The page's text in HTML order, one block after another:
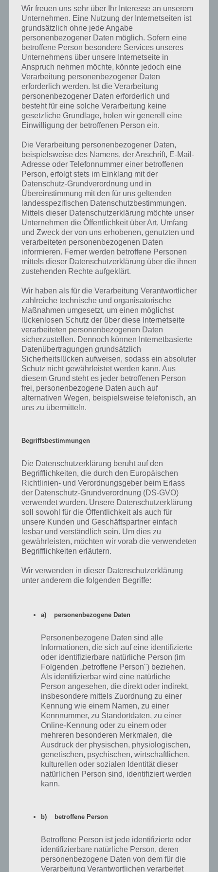
wertvollen Kristalle aus Call of Mini Infinity. Es gibt natürlich mehrere
Wege an diese verschiedenen Ressourcen zu kommen. Bis auf die
Erfahrung kannst du dir natürlich Gold und Kristalle auch durch In
App Käufe für echtes Geld kaufen.
Call of Mini Infinity Screenshot Battle
Möchtest du dies jedoch nicht tun, bleibt dir nur eins übrig – ziehe
mit deiner Mini Figur in die Schlacht und sei Erfolgreicher als deine
Gegner.
Erfahrungerhälst du in Call of Mini Infinity vorallem nach jedem
Kampf – dabei spielt es auch keine Rolle, ob du gut oder schlecht
warst im Kampf. Du bekommst auf jeden Fall einen gewissen Teil an
Erfahrungen, je besser du allerdings in der Schlacht abschneidest,
Das wichtigeGoldbekommst du ebenfalls nach einem Kampf
ausgezahl und richtet sich dabei auch wieder nach deinen Erfolgen
im jeweiligen Kampf. Aber im Gegensatz zur Erfahrung kannst du
auchwährend des Kampfes Gold sammeln. Denn sobald ein
Gegner ausgeschaltet wurde, kann es vorkommen dass dieser einen
Goldtaler auf dem Spielfeld hinterlässt. Bist du der Erste, der sich
diesen Taler aufsammelt, dann enthält dieser meistens so um die
100 Goldmünzen, welche dann natürlich auch nur dir gehören.
Skills freischalten und richtig einsetzen
Geld deutlich angestiegen sein und du befindest dich ab Level 5 in
nur die Granate kaufen, welche genau 5000 Goldmünzen kostet.
Spätere Skills werden erst mit den Leveln 8 und 11 freigeschaltet
oder sind generell nur durch Kristalle zu erhalten. Setze diese Skills
sinnvoll ein. Also möchtest du zum Beispiel die Mission “King of the
Hill” spielen, dann solltest du vielleicht lieber den Turret /
Geschützturm einsetzen als den Blue Shield / Blaues Schild wie im
nächsten Tipp beschrieben.
Blaues Schild freischalten und kaufen in Call
of Mini Infinity
Sobald du mit deiner Figur das 11 Level freigeschaltet hast, solltest
nicht durch dieses Schild schießen und es dient somit natürlich als
elektromagnetische Schild bringt 500 HP mit, was somit auch die
Lebensdauer im Spiel bestimmt. Achte also darauf, dass du nicht
zulange dich hinter diesem Schild versteckst, da die mächtigen
Waffen im späteren Spielverlauf auch gerne mit ein paar Schüssen
diese Schild zerstören können.
Call of Mini Infinity Screenshot Basis
Sinnvoll Upgraden in Call of Mini Infinity
Wir freuen uns sehr über Ihr Interesse an unserem
Unternehmen. Eine Nutzung der Internetseiten ist
grundsätzlich ohne jede Angabe
personenbezogener Daten möglich. Sofern eine
betroffene Person besondere Services unseres
Unternehmens über unsere Internetseite in
Anspruch nehmen möchte, könnte jedoch eine
Verarbeitung personenbezogener Daten
erforderlich werden. Ist die Verarbeitung
personenbezogener Daten erforderlich und
besteht für eine solche Verarbeitung keine
gesetzliche Grundlage, holen wir generell eine
Einwilligung der betroffenen Person ein.
Die Verarbeitung personenbezogener Daten,
beispielsweise des Namens, der Anschrift, E-Mail-
Adresse oder Telefonnummer einer betroffenen
Person, erfolgt stets im Einklang mit der
Datenschutz-Grundverordnung und in
Übereinstimmung mit den für uns geltenden
landesspezifischen Datenschutzbestimmungen.
Mittels dieser Datenschutzerklärung möchte unser
Unternehmen die Öffentlichkeit über Art, Umfang
und Zweck der von uns erhobenen, genutzten und
verarbeiteten personenbezogenen Daten
informieren. Ferner werden betroffene Personen
mittels dieser Datenschutzerklärung über die ihnen
zustehenden Rechte aufgeklärt.
Wir haben als für die Verarbeitung Verantwortlicher
zahlreiche technische und organisatorische
Maßnahmen umgesetzt, um einen möglichst
lückenlosen Schutz der über diese Internetseite
verarbeiteten personenbezogenen Daten
sicherzustellen. Dennoch können Internetbasierte
Datenübertragungen grundsätzlich
Sicherheitslücken aufweisen, sodass ein absoluter
Schutz nicht gewährleistet werden kann. Aus
diesem Grund steht es jeder betroffenen Person
frei, personenbezogene Daten auch auf
alternativen Wegen, beispielsweise telefonisch, an
uns zu übermitteln.
Begriffsbestimmungen
Die Datenschutzerklärung beruht auf den
Begrifflichkeiten, die durch den Europäischen
Richtlinien- und Verordnungsgeber beim Erlass
der Datenschutz-Grundverordnung (DS-GVO)
verwendet wurden. Unsere Datenschutzerklärung
soll sowohl für die Öffentlichkeit als auch für
unsere Kunden und Geschäftspartner einfach
lesbar und verständlich sein. Um dies zu
gewährleisten, möchten wir vorab die verwendeten
Begrifflichkeiten erläutern.
Wir verwenden in dieser Datenschutzerklärung
unter anderem die folgenden Begriffe:
a) personenbezogene Daten
Personenbezogene Daten sind alle
Informationen, die sich auf eine identifizierte
oder identifizierbare natürliche Person (im
Folgenden „betroffene Person") beziehen.
Als identifizierbar wird eine natürliche
Person angesehen, die direkt oder indirekt,
insbesondere mittels Zuordnung zu einer
Kennung wie einem Namen, zu einer
Kennnummer, zu Standortdaten, zu einer
Online-Kennung oder zu einem oder
mehreren besonderen Merkmalen, die
Ausdruck der physischen, physiologischen,
genetischen, psychischen, wirtschaftlichen,
kulturellen oder sozialen Identität dieser
natürlichen Person sind, identifiziert werden
kann.
b) betroffene Person
Betroffene Person ist jede identifizierte oder
identifizierbare natürliche Person, deren
personenbezogene Daten von dem für die
Verarbeitung Verantwortlichen verarbeitet